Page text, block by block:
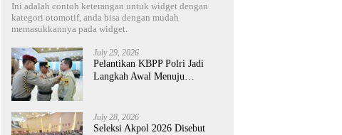
Ini adalah contoh keterangan untuk widget dengan
kategori otomotif, anda bisa dengan mudah
memasukkannya pada widget.
July 29, 2026
Pelantikan KBPP Polri Jadi
Langkah Awal Menuju
July 28, 2026
Seleksi Akpol 2026 Disebut